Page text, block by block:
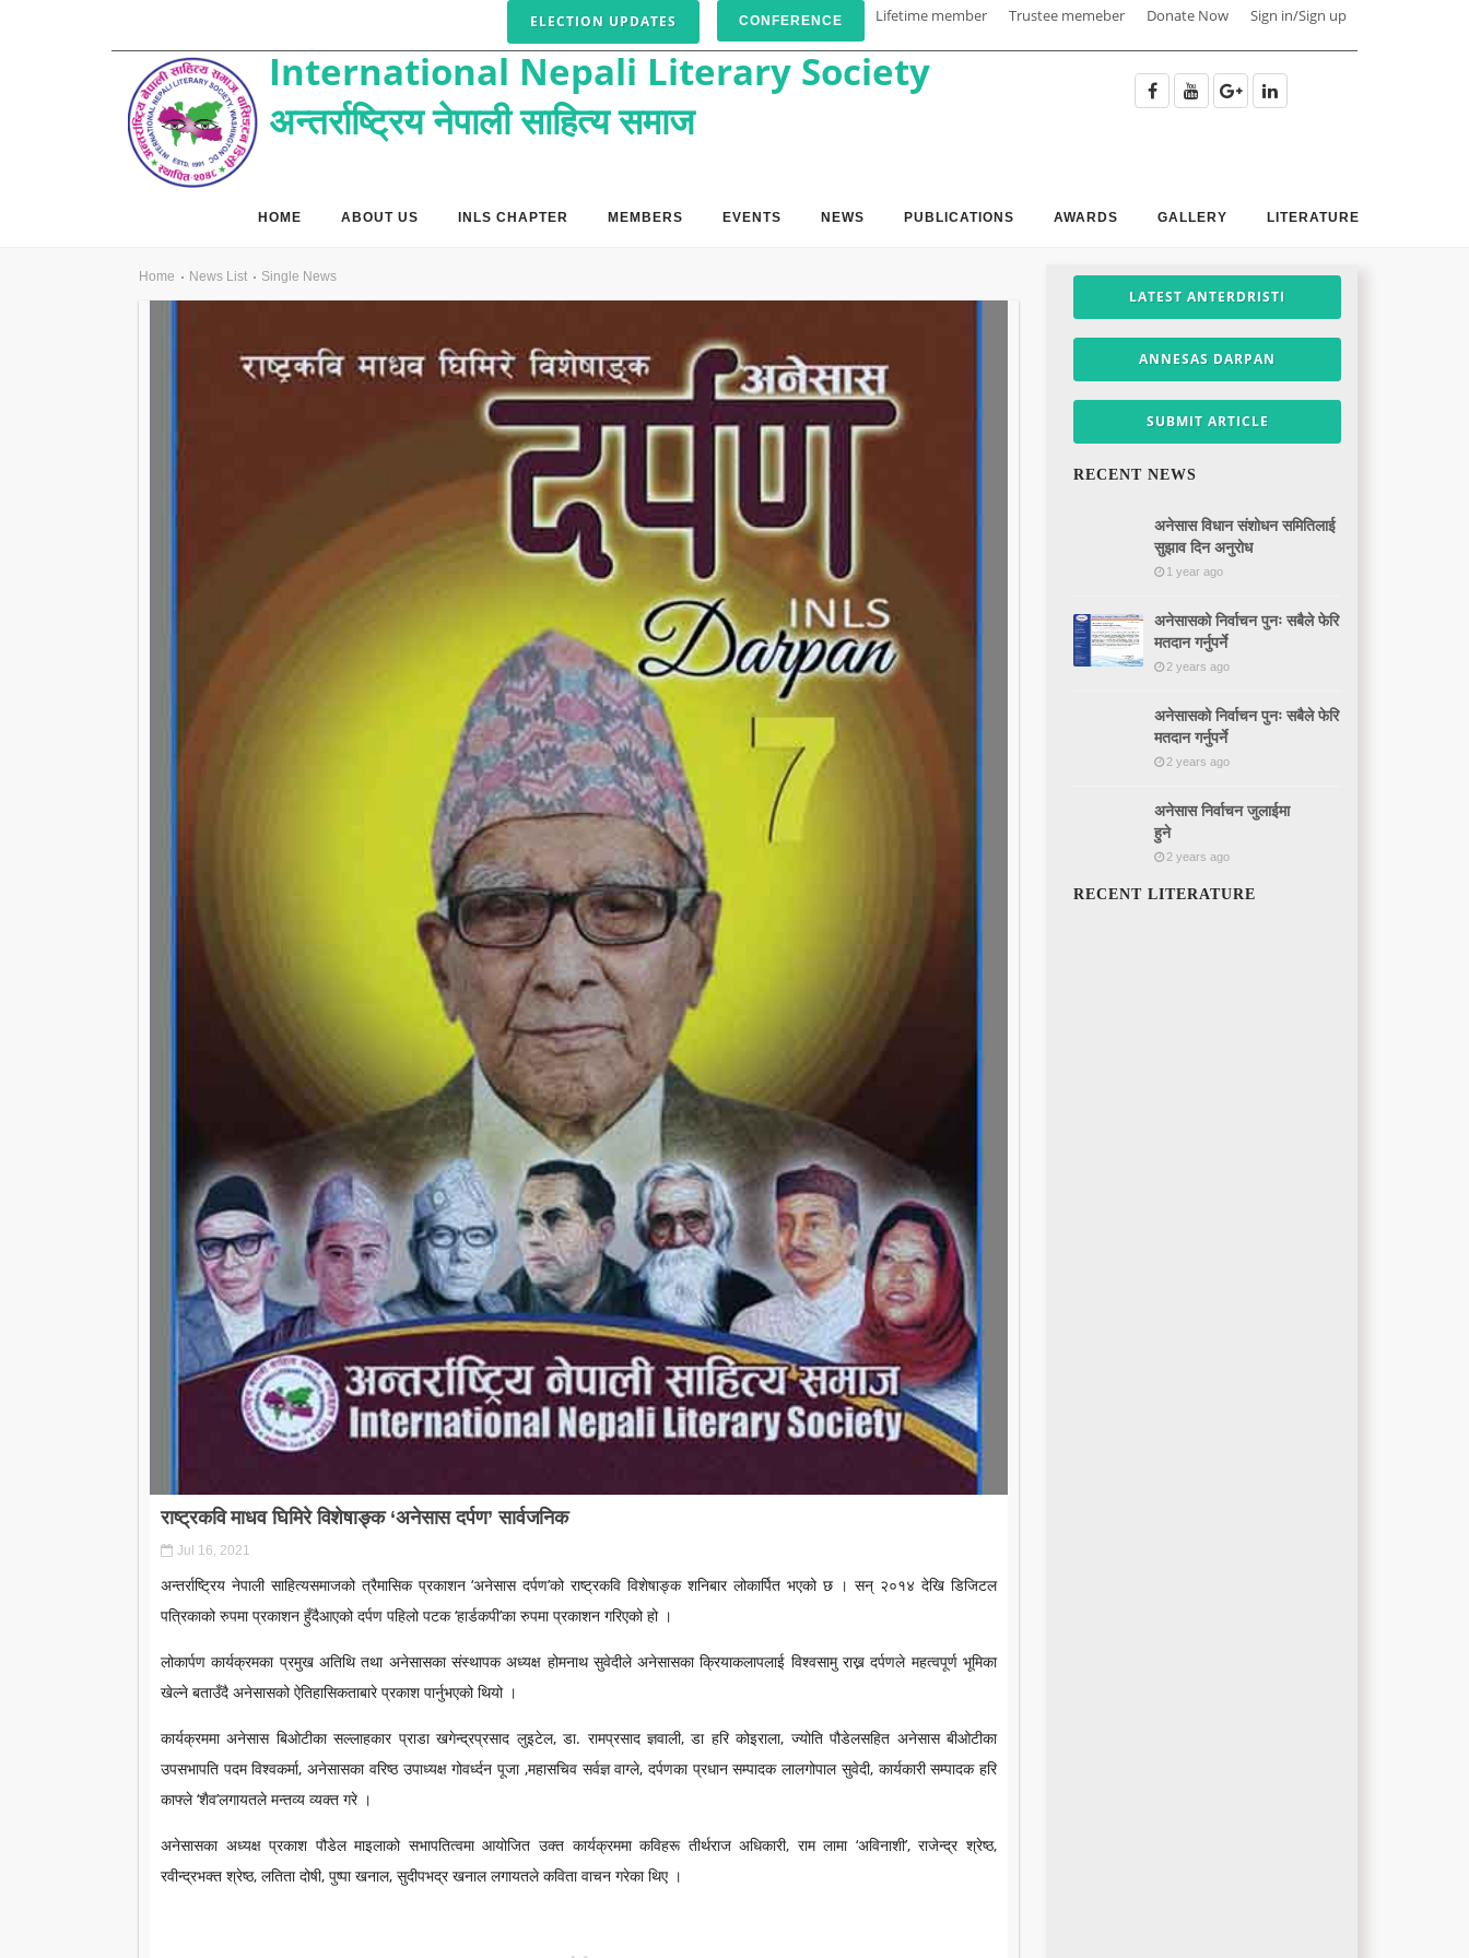
ELECTION UPDATES CONFERENCE Lifetime member Trustee memeber Donate Now Sign in/Sign up
International Nepali Literary Society
अन्तर्राष्ट्रिय नेपाली साहित्य समाज
HOME ABOUT US INLS CHAPTER MEMBERS EVENTS NEWS PUBLICATIONS AWARDS GALLERY LITERATURE
Home News List Single News
राष्ट्रकवि माधव घिमिरे विशेषाङ्क ‘अनेसास दर्पण’ सार्वजनिक
Jul 16, 2021
अन्तर्राष्ट्रिय नेपाली साहित्यसमाजको त्रैमासिक प्रकाशन ‘अनेसास दर्पण’को राष्ट्रकवि विशेषाङ्क शनिबार लोकार्पित भएको छ । सन् २०१४ देखि डिजिटल
पत्रिकाको रुपमा प्रकाशन हुँदैआएको दर्पण पहिलो पटक ‘हार्डकपी’का रुपमा प्रकाशन गरिएको हो ।
लोकार्पण कार्यक्रमका प्रमुख अतिथि तथा अनेसासका संस्थापक अध्यक्ष होमनाथ सुवेदीले अनेसासका क्रियाकलापलाई विश्वसामु राख्न दर्पणले महत्वपूर्ण भूमिका
खेल्ने बताउँदै अनेसासको ऐतिहासिकताबारे प्रकाश पार्नुभएको थियो ।
कार्यक्रममा अनेसास बिओटीका सल्लाहकार प्राडा खगेन्द्रप्रसाद लुइटेल, डा. रामप्रसाद ज्ञवाली, डा हरि कोइराला, ज्योति पौडेलसहित अनेसास बीओटीका
उपसभापति पदम विश्वकर्मा, अनेसासका वरिष्ठ उपाध्यक्ष गोवर्ध्दन पूजा ,महासचिव सर्वज्ञ वाग्ले, दर्पणका प्रधान सम्पादक लालगोपाल सुवेदी, कार्यकारी सम्पादक हरि
काफ्ले ‘शैव’लगायतले मन्तव्य व्यक्त गरे ।
अनेसासका अध्यक्ष प्रकाश पौडेल माइलाको सभापतित्वमा आयोजित उक्त कार्यक्रममा कविहरू तीर्थराज अधिकारी, राम लामा ‘अविनाशी’, राजेन्द्र श्रेष्ठ,
रवीन्द्रभक्त श्रेष्ठ, लतिता दोषी, पुष्पा खनाल, सुदीपभद्र खनाल लगायतले कविता वाचन गरेका थिए ।
LATEST ANTERDRISTI
ANNESAS DARPAN
SUBMIT ARTICLE
RECENT NEWS
अनेसास विधान संशोधन समितिलाई
सुझाव दिन अनुरोध
1 year ago
अनेसासको निर्वाचन पुनः सबैले फेरि
मतदान गर्नुपर्ने
2 years ago
अनेसासको निर्वाचन पुनः सबैले फेरि
मतदान गर्नुपर्ने
2 years ago
अनेसास निर्वाचन जुलाईमा
हुने
2 years ago
RECENT LITERATURE